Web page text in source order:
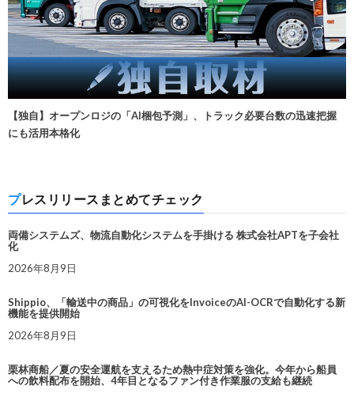
【独自】オープンロジの「AI梱包予測」、トラック必要台数の迅速把握
にも活用本格化
プレスリリースまとめてチェック
両備システムズ、物流自動化システムを手掛ける 株式会社APTを子会社
化
2026年8月9日
Shippio、「輸送中の商品」の可視化をInvoiceのAI-OCRで自動化する新
機能を提供開始
2026年8月9日
栗林商船／夏の安全運航を支えるため熱中症対策を強化。今年から船員
への飲料配布を開始、4年目となるファン付き作業服の支給も継続